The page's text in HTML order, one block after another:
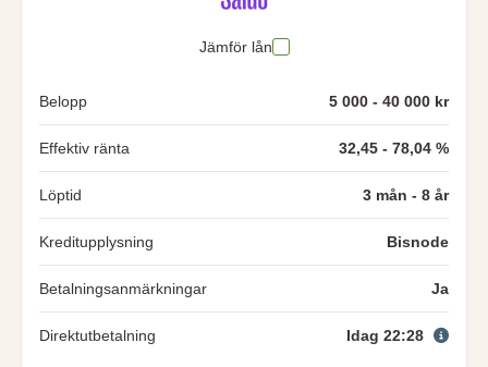
Jämför lån
Belopp 5 000 - 40 000 kr
Effektiv ränta 32,45 - 78,04 %
Löptid 3 mån - 8 år
Kreditupplysning Bisnode
Betalningsanmärkningar Ja
Direktutbetalning Idag 22:28